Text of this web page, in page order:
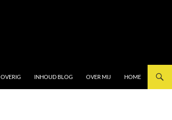
OVERIG INHOUD BLOG OVER MIJ HOME